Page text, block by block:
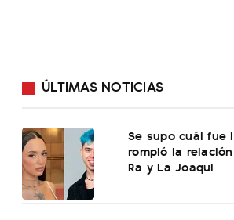
ÚLTIMAS NOTICIAS
Se supo cuál fue
rompió la
Ra y La Joaqui